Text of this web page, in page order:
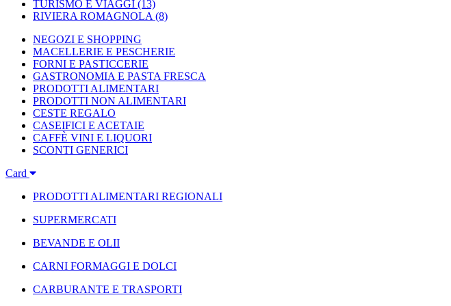
TURISMO E VIAGGI (13)
RIVIERA ROMAGNOLA (8)
NEGOZI E SHOPPING
MACELLERIE E PESCHERIE
FORNI E PASTICCERIE
GASTRONOMIA E PASTA FRESCA
PRODOTTI ALIMENTARI
PRODOTTI NON ALIMENTARI
CESTE REGALO
CASEIFICI E ACETAIE
CAFFÈ VINI E LIQUORI
SCONTI GENERICI
Card
PRODOTTI ALIMENTARI REGIONALI
SUPERMERCATI
BEVANDE E OLII
CARNI FORMAGGI E DOLCI
CARBURANTE E TRASPORTI